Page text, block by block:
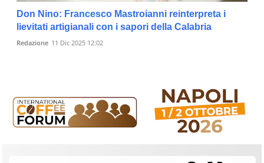
Don Nino: Francesco Mastroianni reinterpreta i
lievitati artigianali con i sapori della Calabria
Redazione 11 Dic 2025 12:02